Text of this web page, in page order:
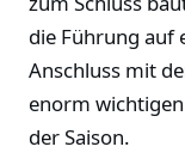
die Führung auf
Anschluss mit
enorm
der Saison.